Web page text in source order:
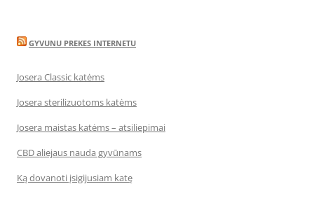
GYVUNU PREKES INTERNETU
Josera Classic katėms
Josera sterilizuotoms katėms
Josera maistas katėms – atsiliepimai
CBD aliejaus nauda gyvūnams
Ką dovanoti įsigijusiam katę